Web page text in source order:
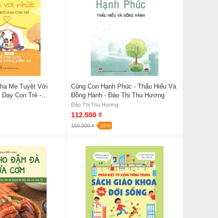
Mẹ Tuyệt Vời
Dạy Con Trẻ -
Cùng Con Hạnh Phúc - Thấu Hiểu Và
Đồng Hành - Đào Thị Thu Hương
Đào Thị Thu Hương
112.500 ₫
150.000 ₫ -25%